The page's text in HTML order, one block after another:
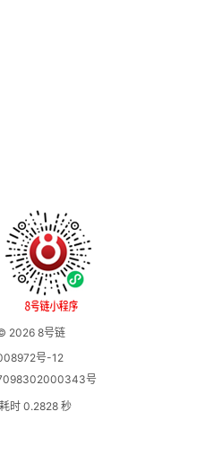
20268号链
号-12
号
时 0.2828 秒